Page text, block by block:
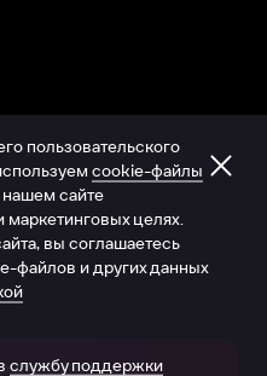
пользовательского
cookie-файлы
нашем сайте
маркетинговых целях.
вы соглашаетесь
файлов и других данных
службу поддержки